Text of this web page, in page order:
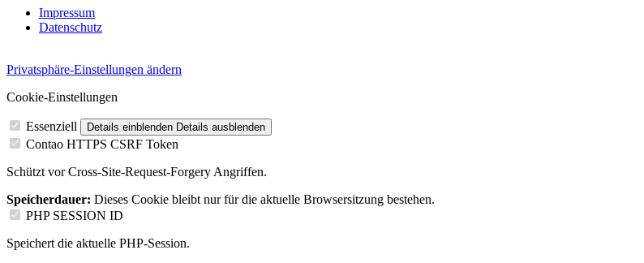
Impressum
Datenschutz
Privatsphäre-Einstellungen ändern
Cookie-Einstellungen
Essenziell Details einblenden Details ausblenden
Contao HTTPS CSRF Token
Schützt vor Cross-Site-Request-Forgery Angriffen.
Speicherdauer: Dieses Cookie bleibt nur für die aktuelle Browsersitzung bestehen.
PHP SESSION ID
Speichert die aktuelle PHP-Session.